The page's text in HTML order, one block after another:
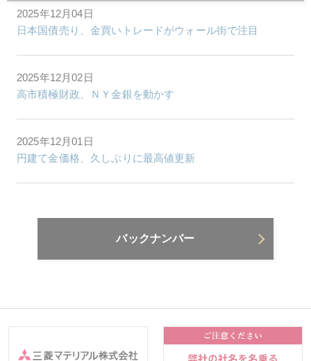
2025年12月04日
日本国債売り、金買いトレードがウォール街で注目
2025年12月02日
高市積極財政、ＮＹ金銀を動かす
2025年12月01日
円建て金価格、久しぶりに最高値更新
バックナンバー